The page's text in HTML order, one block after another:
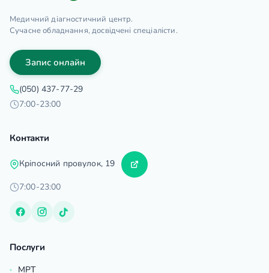
Медичний діагностичний центр.
Сучасне обладнання, досвідчені спеціалісти.
Запис онлайн
(050) 437-77-29
7:00-23:00
Контакти
Кріпосний провулок, 19
7:00-23:00
Послуги
МРТ